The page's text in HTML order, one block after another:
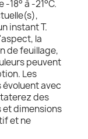
18° à -21°C.
instant T.
la
de feuillage,
peuvent
Les
avec
des
et dimensions
et ne